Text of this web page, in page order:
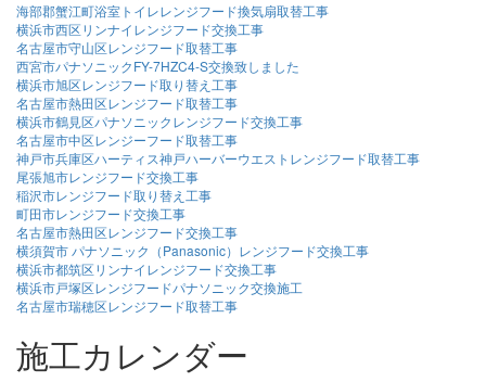
海部郡蟹江町浴室トイレレンジフード換気扇取替工事
横浜市西区リンナイレンジフード交換工事
名古屋市守山区レンジフード取替工事
西宮市パナソニックFY-7HZC4-S交換致しました
横浜市旭区レンジフード取り替え工事
名古屋市熱田区レンジフード取替工事
横浜市鶴見区パナソニックレンジフード交換工事
名古屋市中区レンジーフード取替工事
神戸市兵庫区ハーティス神戸ハーバーウエストレンジフード取替工事
尾張旭市レンジフード交換工事
稲沢市レンジフード取り替え工事
町田市レンジフード交換工事
名古屋市熱田区レンジフード交換工事
横須賀市 パナソニック（Panasonic）レンジフード交換工事
横浜市都筑区リンナイレンジフード交換工事
横浜市戸塚区レンジフードパナソニック交換施工
名古屋市瑞穂区レンジフード取替工事
施工カレンダー